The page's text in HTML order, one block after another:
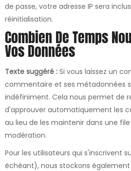
de passe, votre adresse IP sera
réinitialisation.
Combien De Temps
Vos Données
Texte suggéré : Si vous laissez un
commentaire et ses métadonnées
indéfiniment. Cela nous permet de
d'approuver automatiquement les
au lieu de les maintenir dans une
modération.
Pour les utilisateurs qui s'inscrivent
échéant), nous stockons